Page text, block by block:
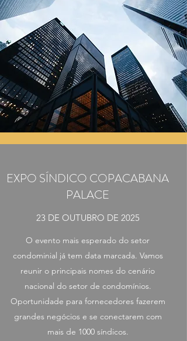
EXPO SÍNDICO COPACABANA
PALACE
23 DE OUTUBRO DE 2025
O evento mais esperado do setor
condominial já tem data marcada. Vamos
reunir o principais nomes do cenário
nacional do setor de condomínios.
Oportunidade para fornecedores fazerem
grandes negócios e se conectarem com
mais de 1000 síndicos.